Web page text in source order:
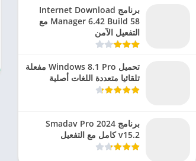
برنامج Internet Download
Manager 6.42 Build 58 مع
التفعيل الآمن
تحميل Windows 8.1 Pro مفعلة
تلقائيا متعددة اللغات أصلية
برنامج Smadav Pro 2024
v15.2 كامل مع التفعيل